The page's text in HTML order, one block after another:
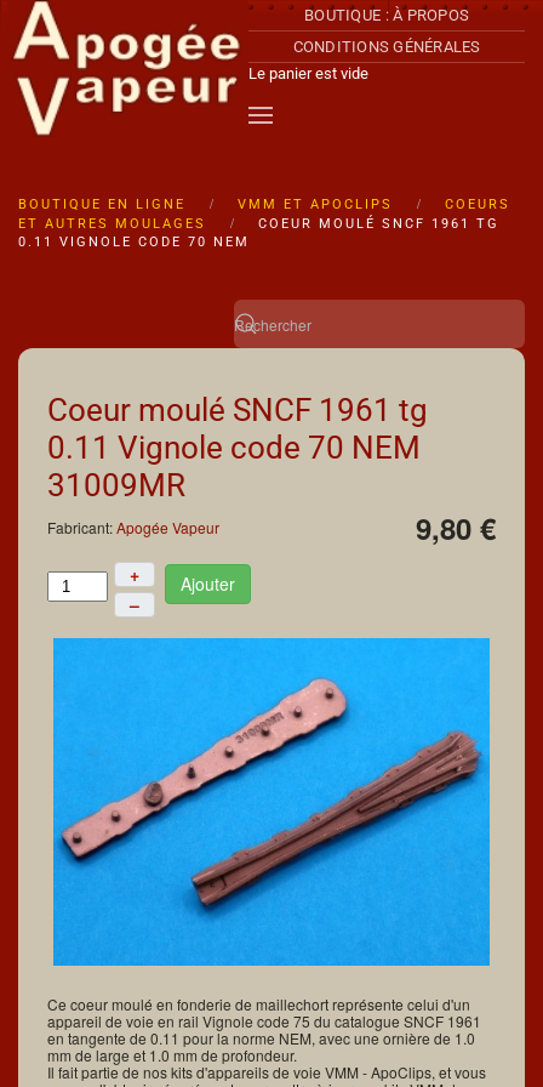
Accéder au contenu principal
BOUTIQUE : À PROPOS
CONDITIONS GÉNÉRALES
Le panier est vide
BOUTIQUE EN LIGNE VMM ET APOCLIPS
COEURS
ET AUTRES MOULAGES
COEUR MOULÉ SNCF 1961 TG
0.11 VIGNOLE CODE 70 NEM
Coeur moulé SNCF 1961 tg
0.11 Vignole code 70 NEM
31009MR
9,80 €
Fabricant:Apogée Vapeur
+
–
Ajouter
Ce coeur moulé en fonderie de maillechort représente celui d'un
appareil de voie en rail Vignole code 75 du catalogue SNCF 1961
en tangente de 0.11 pour la norme NEM, avec une ornière de 1.0
mm de large et 1.0 mm de profondeur.
Il fait partie de nos kits d'appareils de voie VMM - ApoClips, et vous